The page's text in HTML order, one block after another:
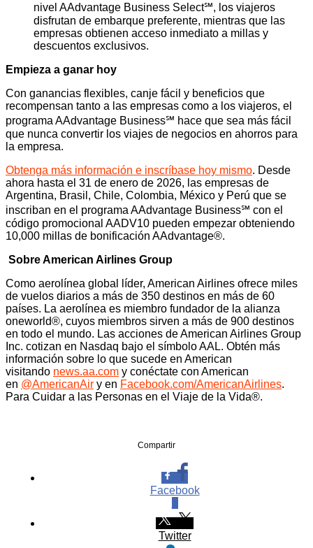
nivel AAdvantage Business Select℠, los viajeros
disfrutan de embarque preferente, mientras que las
empresas obtienen acceso inmediato a millas y
descuentos exclusivos.
Empieza a ganar hoy
Con ganancias flexibles, canje fácil y beneficios que
recompensan tanto a las empresas como a los viajeros, el
programa AAdvantage Business℠ hace que sea más fácil
que nunca convertir los viajes de negocios en ahorros para
la empresa.
Obtenga más información e inscríbase hoy mismo. Desde
ahora hasta el 31 de enero de 2026, las empresas de
Argentina, Brasil, Chile, Colombia, México y Perú que se
inscriban en el programa AAdvantage Business℠ con el
código promocional AADV10 pueden empezar obteniendo
10,000 millas de bonificación AAdvantage®.
Sobre American Airlines Group
Como aerolínea global líder, American Airlines ofrece miles
de vuelos diarios a más de 350 destinos en más de 60
países. La aerolínea es miembro fundador de la alianza
oneworld®, cuyos miembros sirven a más de 900 destinos
en todo el mundo. Las acciones de American Airlines Group
Inc. cotizan en Nasdaq bajo el símbolo AAL. Obtén más
información sobre lo que sucede en American
visitando news.aa.com y conéctate con American
en @AmericanAir y en Facebook.com/AmericanAirlines.
Para Cuidar a las Personas en el Viaje de la Vida®.
Compartir
Facebook
Twitter